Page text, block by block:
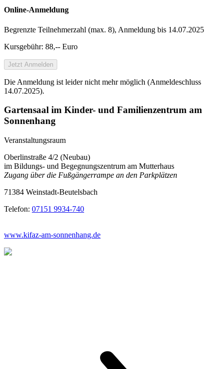
Online-Anmeldung
Begrenzte Teilnehmer­zahl (max. 8), Anmeldung bis 14.07.2025
Kursgebühr: 88,-- Euro
Jetzt Anmelden
Die Anmeldung ist leider nicht mehr möglich (Anmeldeschluss
14.07.2025).
Gartensaal im Kinder- und Familienzentrum am
Sonnenhang
Veranstaltungsraum
Oberlinstraße 4/2 (Neubau)
im Bildungs- und Begegnungszentrum am Mutterhaus
Zugang über die Fußgängerrampe an den Parkplätzen
71384 Weinstadt-Beutelsbach
Telefon: 07151 9934-740
www.kifaz-am-sonnenhang.de